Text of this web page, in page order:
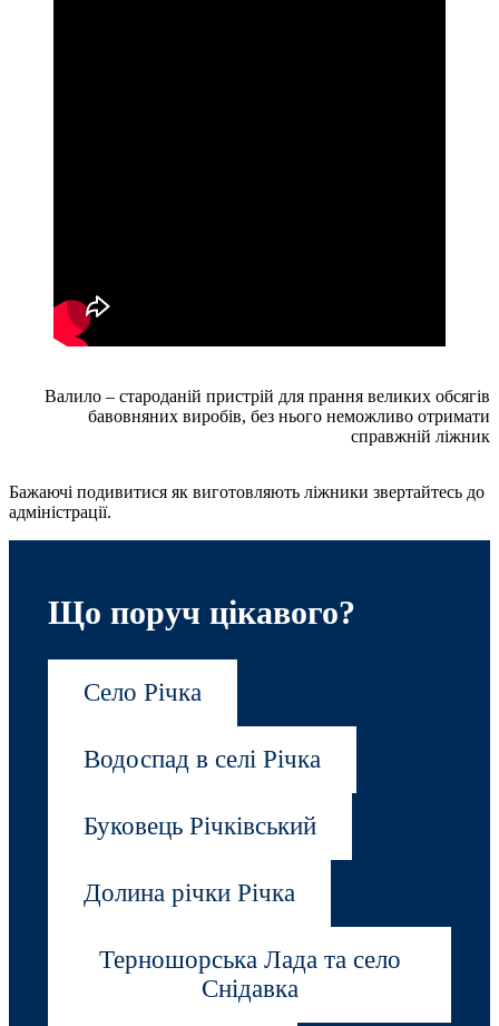
Валило – староданій пристрій для прання великих обсягів
бавовняних виробів, без нього неможливо отримати
справжній ліжник
Бажаючі подивитися як виготовляють ліжники звертайтесь до
адміністрації.
Що поруч цікавого?
Село Річка
Водоспад в селі Річка
Буковець Річківський
Долина річки Річка
Терношорська Лада та село
Снідавка